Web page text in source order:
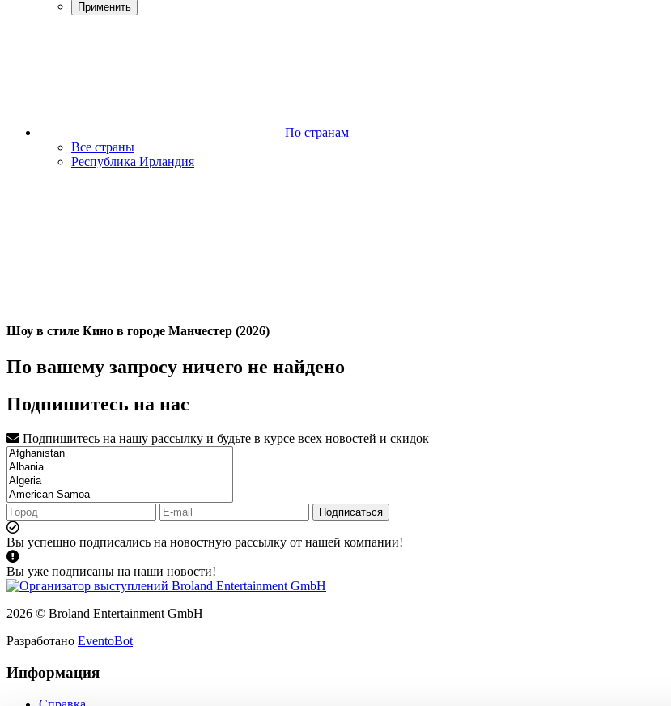
Применить
По странам
Все страны
Республика Ирландия
Шоу в стиле Кино в городе Манчестер (2026)
По вашему запросу ничего не найдено
Подпишитесь на нас
Подпишитесь на нашу рассылку и будьте в курсе всех новостей и скидок
Подписаться
Вы успешно подписались на новостную рассылку от нашей компании!
Вы уже подписаны на наши новости!
2026 © Broland Entertainment GmbH
Разработано EventoBot
Информация